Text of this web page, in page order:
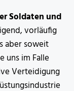
Soldaten und
vorläufig
aber soweit
uns im Falle
Verteidigung